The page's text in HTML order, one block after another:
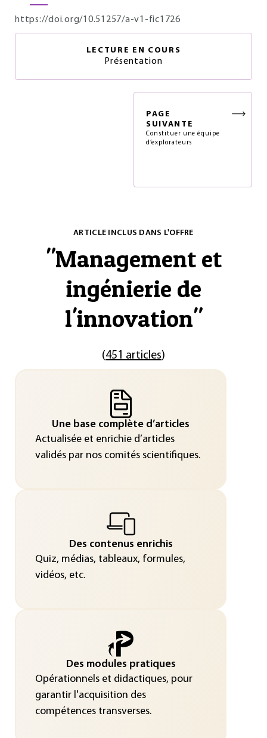
https://doi.org/10.51257/a-v1-fic1726
LECTURE EN COURS
Présentation
PAGE
SUIVANTE
Constituer une équipe
d’explorateurs
ARTICLE INCLUS DANS L'OFFRE
"Management et
ingénierie de
l'innovation"
(451 articles)
Une base complète d’articles
Actualisée et enrichie d’articles
validés par nos comités scientifiques.
Des contenus enrichis
Quiz, médias, tableaux, formules,
vidéos, etc.
Des modules pratiques
Opérationnels et didactiques, pour
garantir l'acquisition des
compétences transverses.